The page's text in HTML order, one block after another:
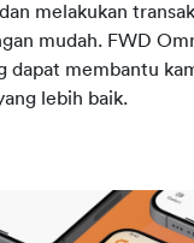
melakukan
mudah. FWD
dapat membantu
lebih baik.